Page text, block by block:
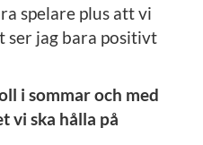
spelare plus att vi
ser jag bara positivt
i sommar och med
vi ska hålla på